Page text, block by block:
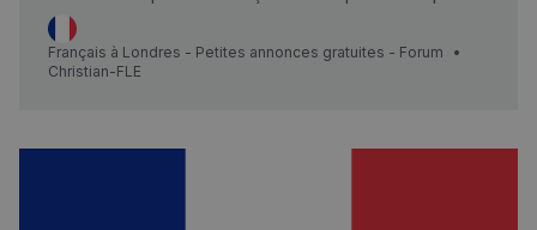
appellent aujourd’hui le « quartier français ». Nous
découvrirons ensemble un certain nombre de lieux attachés à
la France ! Plus de détails et réservez votre billet ici
Français à Londres - Petites annonces gratuites - Forum
Christian-FLE